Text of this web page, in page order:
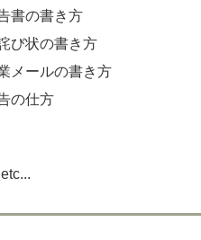
書の書き方
び状の書き方
メールの書き方
の仕方